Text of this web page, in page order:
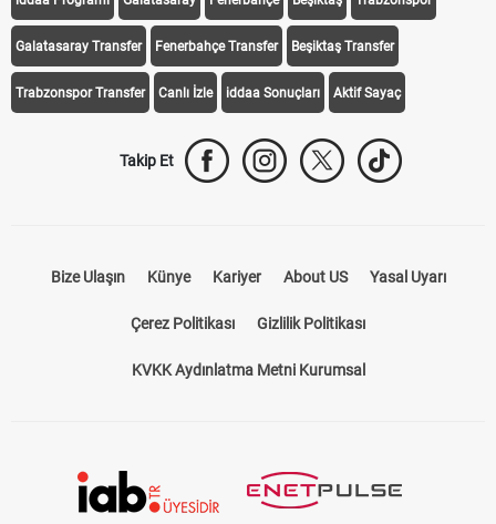
iddaa Programı Galatasaray Fenerbahçe Beşiktaş Trabzonspor
Galatasaray Transfer Fenerbahçe Transfer Beşiktaş Transfer
Trabzonspor Transfer Canlı İzle iddaa Sonuçları Aktif Sayaç